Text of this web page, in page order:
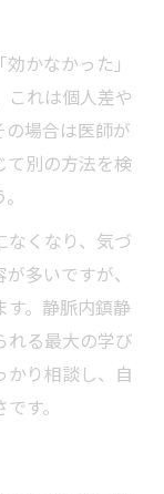
かなかった」
これは個人差や
場合は医師が
て別の方法を検
なくなり、気づ
多いですが、
。静脈内鎮静
れる最大の学び
かり相談し、自
す。